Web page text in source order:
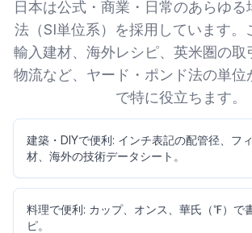
日本は公式・商業・日常のあらゆ
法（SI単位系）を採用しています。
輸入建材、海外レシピ、英米圏の取
物流など、ヤード・ポンド法の単位
で特に役立ちます。
建築・DIYで便利: インチ表記の配管径、フ
材、海外の技術データシート。
料理で便利: カップ、オンス、華氏（℉）で
ピ。